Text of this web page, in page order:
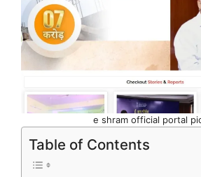
e shram official portal
Table of Contents